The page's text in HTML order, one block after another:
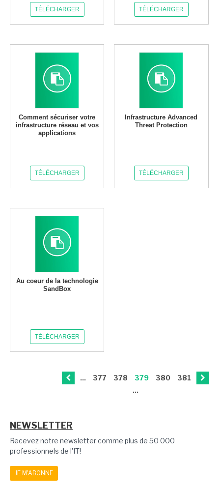
TÉLÉCHARGER TÉLÉCHARGER
Comment sécuriser votre
infrastructure réseau et vos
applications
TÉLÉCHARGER
Infrastructure Advanced
Threat Protection
TÉLÉCHARGER
Au coeur de la technologie
SandBox
TÉLÉCHARGER
... 377 378 379 380
381
...
NEWSLETTER
Recevez notre newsletter comme plus de 50 000
professionnels de l'IT!
JE M'ABONNE